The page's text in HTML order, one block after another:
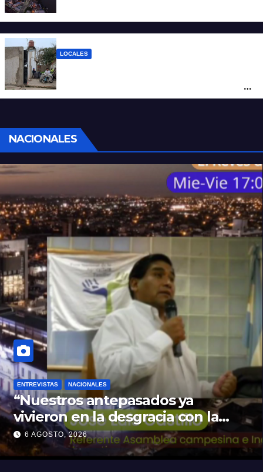
LOCALES
por la Justicia
NACIONALES
ENTREVISTAS NACIONALES
“Nuestros antepasados ya
vivieron en la desgracia con la
Forestal algo que quizás se
repita”
6 AGOSTO, 2026